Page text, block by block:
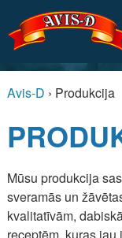
Avis-D › Produkcija
Mūsu produkcija
sveramās un
kvalitatīvām,